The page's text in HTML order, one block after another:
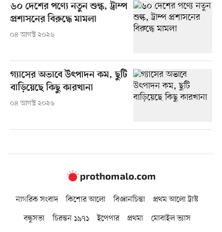
৬০ দেশের পণ্যে নতুন শুল্ক, ট্রাম্প
প্রশাসনের বিরুদ্ধে মামলা
০৪ আগস্ট ২০২৬
গ্যাসের অভাবে উৎপাদন কম, ছুটি
বাড়িয়েছে কিছু কারখানা
০৪ আগস্ট ২০২৬
নাগরিক সংবাদ কিশোর আলো বিজ্ঞানচিন্তা
প্রথম আলো ট্রাস্ট
বন্ধুসভা
চিরন্তন ১৯৭১ ইপেপার প্রথমা মোবাইল ভ্যাস